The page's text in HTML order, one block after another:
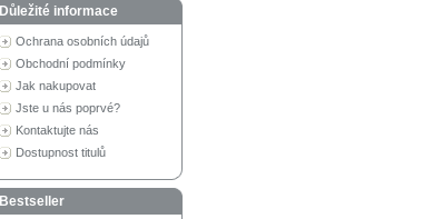
Důležité informace
Ochrana osobních údajů
Obchodní podmínky
Jak nakupovat
Jste u nás poprvé?
Kontaktujte nás
Dostupnost titulů
Bestseller